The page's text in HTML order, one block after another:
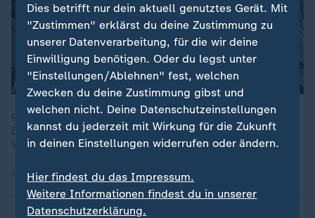
Russland erhöht weiter den Druck auf die Ukraine. Bei
Drohnenangriffen nimmt Moskau nicht nur die Infrastruktur ins
Visier, auch Wohnhäuser werden getroffen - wie in Dnipro.
08.11.2025 | 1:50 min
Dies betrifft nur dein aktuell genutztes Gerät. Mit
"Zustimmen" erklärst du deine Zustimmung zu
unserer Datenverarbeitung, für die wir deine
Einwilligung benötigen. Oder du legst unter
"Einstellungen/Ablehnen" fest, welchen
Zwecken du deine Zustimmung gibst und
welchen nicht. Deine Datenschutzeinstellungen
kannst du jederzeit mit Wirkung für die Zukunft
in deinen Einstellungen widerrufen oder ändern.
Hier findest du das Impressum.
Weitere Informationen findest du in unserer
Datenschutzerklärung.